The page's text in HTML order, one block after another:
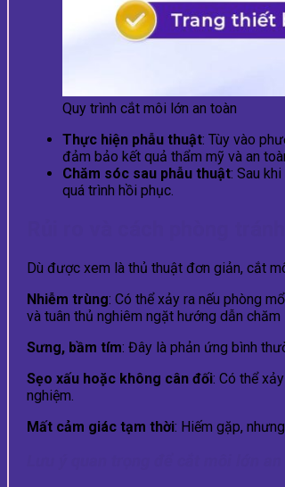
Quy trình cắt môi lớn an toàn
Thực hiện phẫu thuật: Tùy vào
đảm bảo kết quả thẩm mỹ và an
Chăm sóc sau phẫu thuật: Sau
quá trình hồi phục.
Dù được xem là thủ thuật đơn giản, cắt
Nhiễm trùng: Có thể xảy ra nếu phòng
và tuân thủ nghiêm ngặt hướng dẫn chăm
Sưng, bầm tím: Đây là phản ứng bình
Sẹo xấu hoặc không cân đối: Có thể
nghiệm.
Mất cảm giác tạm thời: Hiếm gặp,